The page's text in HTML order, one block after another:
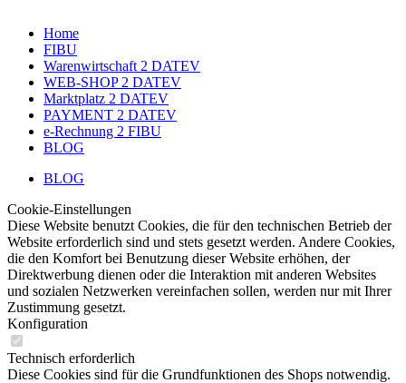
Home
FIBU
Warenwirtschaft 2 DATEV
WEB-SHOP 2 DATEV
Marktplatz 2 DATEV
PAYMENT 2 DATEV
e-Rechnung 2 FIBU
BLOG
BLOG
Cookie-Einstellungen
Diese Website benutzt Cookies, die für den technischen Betrieb der
Website erforderlich sind und stets gesetzt werden. Andere Cookies,
die den Komfort bei Benutzung dieser Website erhöhen, der
Direktwerbung dienen oder die Interaktion mit anderen Websites
und sozialen Netzwerken vereinfachen sollen, werden nur mit Ihrer
Zustimmung gesetzt.
Konfiguration
Technisch erforderlich
Diese Cookies sind für die Grundfunktionen des Shops notwendig.